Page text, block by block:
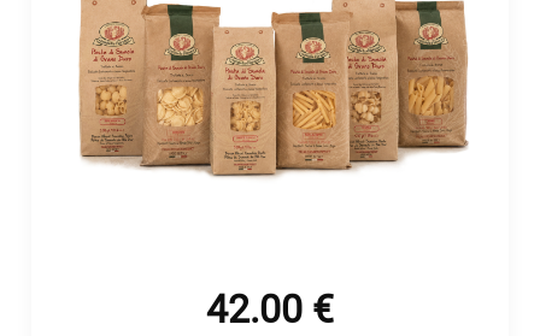
42.00 €